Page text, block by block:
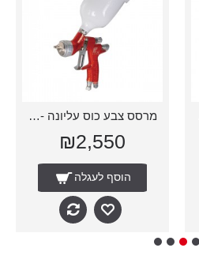
מרסס צבע כוס עליונה - דוילויס
₪2,550
הוסף לעגלה